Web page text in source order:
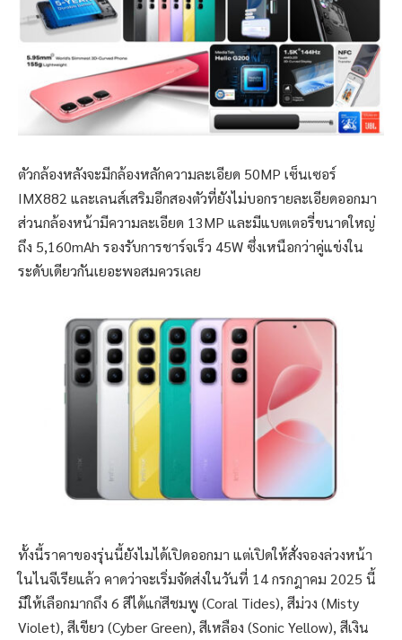
ตัวกล้องหลังจะมีกล้องหลักความละเอียด 50MP เซ็นเซอร์
IMX882 และเลนส์เสริมอีกสองตัวที่ยังไม่บอกรายละเอียดออกมา
ส่วนกล้องหน้ามีความละเอียด 13MP และมีแบตเตอรี่ขนาดใหญ่
ถึง 5,160mAh รองรับการชาร์จเร็ว 45W ซึ่งเหนือกว่าคู่แข่งใน
ระดับเดียวกันเยอะพอสมควรเลย
ทั้งนี้ราคาของรุ่นนี้ยังไมได้เปิดออกมา แต่เปิดให้สั่งจองล่วงหน้า
ในไนจีเรียแล้ว คาดว่าจะเริ่มจัดส่งในวันที่ 14 กรกฎาคม 2025 นี้
มีให้เลือกมากถึง 6 สีได้แก่สีชมพู (Coral Tides), สีม่วง (Misty
Violet), สีเขียว (Cyber ​​Green), สีเหลือง (Sonic Yellow), สีเงิน